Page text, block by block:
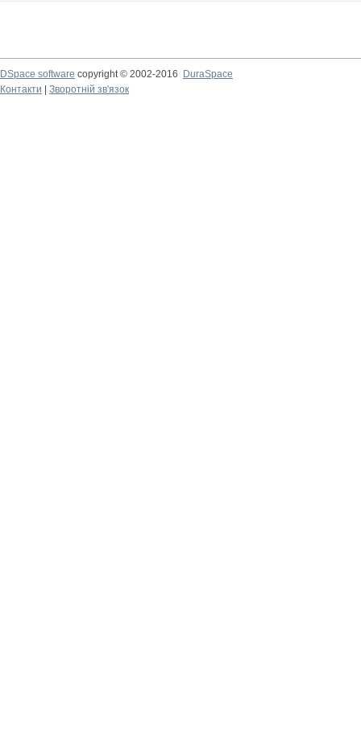
DSpace software copyright © 2002-2016
DuraSpace
Контакти
Зворотній зв'язок